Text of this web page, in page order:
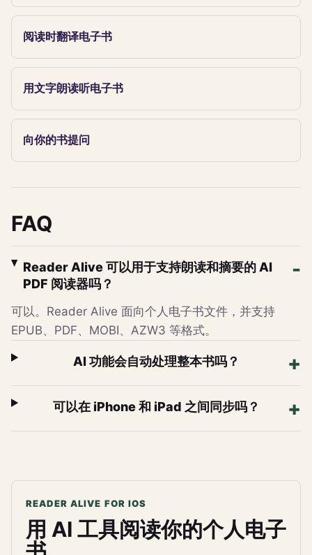
阅读时翻译电子书
用文字朗读听电子书
向你的书提问
FAQ
Reader Alive 可以用于支持朗读和摘要的 AI
PDF 阅读器吗？
可以。Reader Alive 面向个人电子书文件，并支持
EPUB、PDF、MOBI、AZW3 等格式。
AI 功能会自动处理整本书吗？
可以在 iPhone 和 iPad 之间同步吗？
READER ALIVE FOR IOS
用 AI 工具阅读你的个人电子